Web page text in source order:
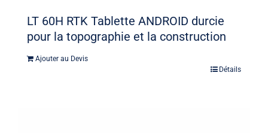
LT 60H RTK Tablette ANDROID durcie
pour la topographie et la construction
Ajouter au Devis
Détails